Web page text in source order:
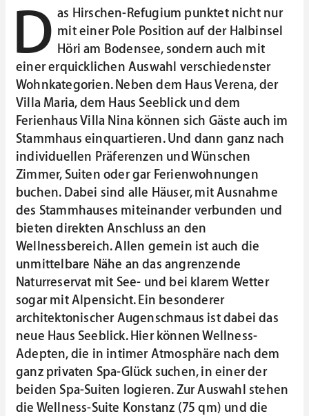
D as Hirschen-Refugium punktet nicht nur
mit einer Pole Position auf der Halbinsel
Höri am Bodensee, sondern auch mit
einer erquicklichen Auswahl verschiedenster
Wohnkategorien. Neben dem Haus Verena, der
Villa Maria, dem Haus Seeblick und dem
Ferienhaus Villa Nina können sich Gäste auch im
Stammhaus einquartieren. Und dann ganz nach
individuellen Präferenzen und Wünschen
Zimmer, Suiten oder gar Ferienwohnungen
buchen. Dabei sind alle Häuser, mit Ausnahme
des Stammhauses miteinander verbunden und
bieten direkten Anschluss an den
Wellnessbereich. Allen gemein ist auch die
unmittelbare Nähe an das angrenzende
Naturreservat mit See- und bei klarem Wetter
sogar mit Alpensicht. Ein besonderer
architektonischer Augenschmaus ist dabei das
neue Haus Seeblick. Hier können Wellness-
Adepten, die in intimer Atmosphäre nach dem
ganz privaten Spa-Glück suchen, in einer der
beiden Spa-Suiten logieren. Zur Auswahl stehen
die Wellness-Suite Konstanz (75 qm) und die